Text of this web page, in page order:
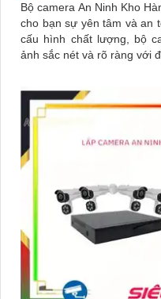
Bộ camera An Ninh Kho
cho bạn sự yên tâm và an
cấu hình chất lượng, bộ
ảnh sắc nét và rõ ràng với